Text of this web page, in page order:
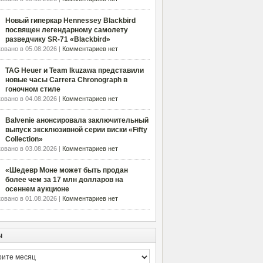
Новый гиперкар Hennessey Blackbird
посвящен легендарному самолету
разведчику SR-71 «Blackbird»
в 05.08.2026 | Комментариев нет
TAG Heuer и Team Ikuzawa представили
новые часы Carrera Chronograph в
гоночном стиле
в 04.08.2026 | Комментариев нет
Balvenie анонсировала заключительный
выпуск эксклюзивной серии виски «Fifty
Collection»
в 03.08.2026 | Комментариев нет
«Шедевр Моне может быть продан
более чем за 17 млн долларов на
осеннем аукционе
в 01.08.2026 | Комментариев нет